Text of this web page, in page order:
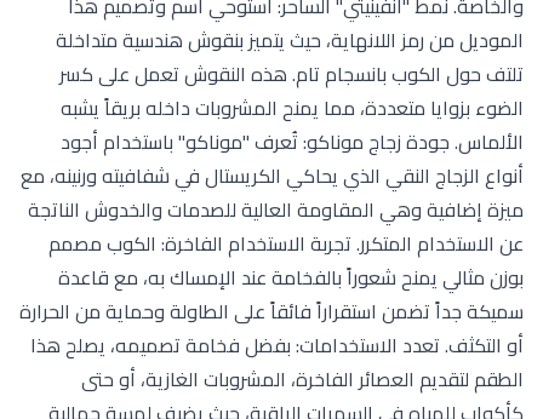
الموديل من رمز اللانهاية، حيث يتميز بنقوش هندسية متداخلة
تلتف حول الكوب بانسجام تام. هذه النقوش تعمل على كسر
الضوء بزوايا متعددة، مما يمنح المشروبات داخله بريقاً يشبه
الألماس. جودة زجاج موناكو: تُعرف "موناكو" باستخدام أجود
أنواع الزجاج النقي الذي يحاكي الكريستال في شفافيته ورنينه، مع
ميزة إضافية وهي المقاومة العالية للصدمات والخدوش الناتجة
عن الاستخدام المتكرر. تجربة الاستخدام الفاخرة: الكوب مصمم
بوزن مثالي يمنح شعوراً بالفخامة عند الإمساك به، مع قاعدة
سميكة جداً تضمن استقراراً فائقاً على الطاولة وحماية من الحرارة
أو التكثف. تعدد الاستخدامات: بفضل فخامة تصميمه، يصلح هذا
الطقم لتقديم العصائر الفاخرة، المشروبات الغازية، أو حتى